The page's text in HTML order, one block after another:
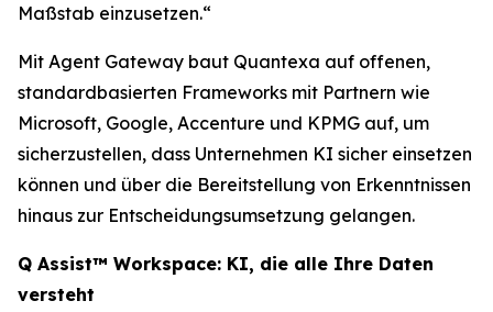
Maßstab einzusetzen.“
Mit Agent Gateway baut Quantexa auf offenen,
standardbasierten Frameworks mit Partnern wie
Microsoft, Google, Accenture und KPMG auf, um
sicherzustellen, dass Unternehmen KI sicher einsetzen
können und über die Bereitstellung von Erkenntnissen
hinaus zur Entscheidungsumsetzung gelangen.
Q Assist™ Workspace: KI, die alle Ihre Daten
versteht